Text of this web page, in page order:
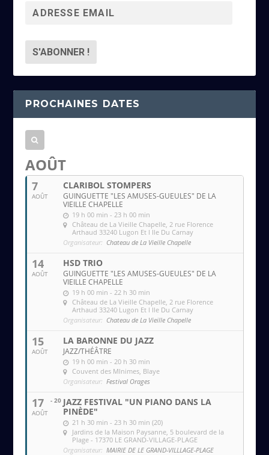
r
s
s
e
m
i
PROCHAINES DATES
AOÛT
7
AOÛT
CLARIBOL STOMPERS
GUINGUETTE "LES AMUSES-GUEULES" DE LA
VIEILLE CHAPELLE
19 h 00 min - 23 h 00 min
Château de La Vieille Chapelle , 2 rue Florence
Arthaud 33240 Lugon Et l Ile Du Carnay
Organisateur: Chateau de La Vieille Chapelle
14
AOÛT
HSD TRIO
GUINGUETTE "LES AMUSES-GUEULES" DE LA
VIEILLE CHAPELLE
19 h 00 min - 22 h 30 min
Château de La Vieille Chapelle , 2 rue Florence
Arthaud 33240 Lugon Et l Ile Du Carnay
Organisateur: Chateau de La Vieille Chapelle
15
AOÛT
LA BARONNE DU JAZZ
JAZZ/THÉÂTRE
19 h 00 min - 20 h 30 min
Couvent des MInimes , Blaye
Organisateur: Festival Orages
17
AOÛT
- 20 JAZZ FESTIVAL "UN PIANO DANS LA
PINÈDE"
21 h 30 min - 23 h 30 min (20)
Jardins de la Maison Paysanne , 5 boulevard de la
Plage - 17370 LE GRAND-VILLAGE-PLAGE
Organisateur: MAIRIE DE LE GRAND-VILLLAGE-PLAGE